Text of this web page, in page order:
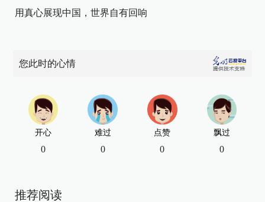
用真心展现中国，世界自有回响
您此时的心情
开心
0
难过
0
点赞
0
飘过
0
推荐阅读